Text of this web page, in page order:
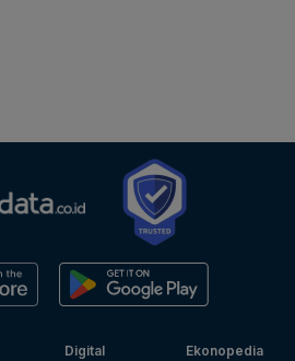
Digital
Ekonopedia